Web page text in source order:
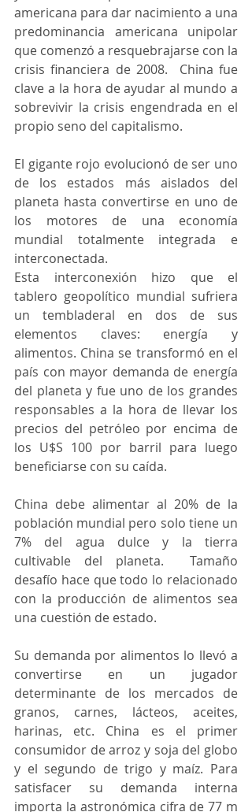
americana para dar nacimiento a una
predominancia americana unipolar
que comenzó a resquebrajarse con la
crisis financiera de 2008.  China fue
clave a la hora de ayudar al mundo a
sobrevivir la crisis engendrada en el
propio seno del capitalismo.
El gigante rojo evolucionó de ser uno
de los estados más aislados del
planeta hasta convertirse en uno de
los motores de una economía
mundial totalmente integrada e
interconectada.
Esta interconexión hizo que el
tablero geopolítico mundial sufriera
un tembladeral en dos de sus
elementos claves: energía y
alimentos. China se transformó en el
país con mayor demanda de energía
del planeta y fue uno de los grandes
responsables a la hora de llevar los
precios del petróleo por encima de
los U$S 100 por barril para luego
beneficiarse con su caída.
China debe alimentar al 20% de la
población mundial pero solo tiene un
7% del agua dulce y la tierra
cultivable del planeta.  Tamaño
desafío hace que todo lo relacionado
con la producción de alimentos sea
una cuestión de estado.
Su demanda por alimentos lo llevó a
convertirse en un jugador
determinante de los mercados de
granos, carnes, lácteos, aceites,
harinas, etc. China es el primer
consumidor de arroz y soja del globo
y el segundo de trigo y maíz. Para
satisfacer su demanda interna
importa la astronómica cifra de 77 m